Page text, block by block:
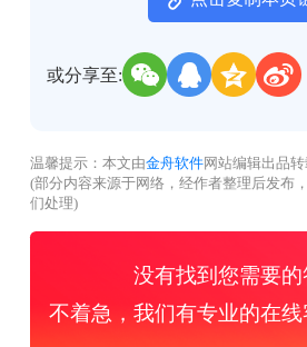
或分享至:
温馨提示：本文由金舟软件网站编辑出品
(部分内容来源于网络，经作者整理后发布
们处理)
没有找到您需要的
不着急，我们有专业的在线